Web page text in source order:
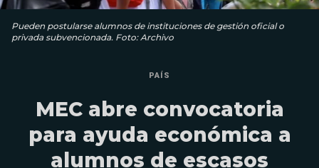
Pueden postularse alumnos de instituciones de gestión oficial o
privada subvencionada. Foto: Archivo
PAÍS
MEC abre convocatoria
para ayuda económica a
alumnos de escasos